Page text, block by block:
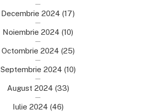
Decembrie 2024 (17)
Noiembrie 2024 (10)
Octombrie 2024 (25)
Septembrie 2024 (10)
August 2024 (33)
Iulie 2024 (46)